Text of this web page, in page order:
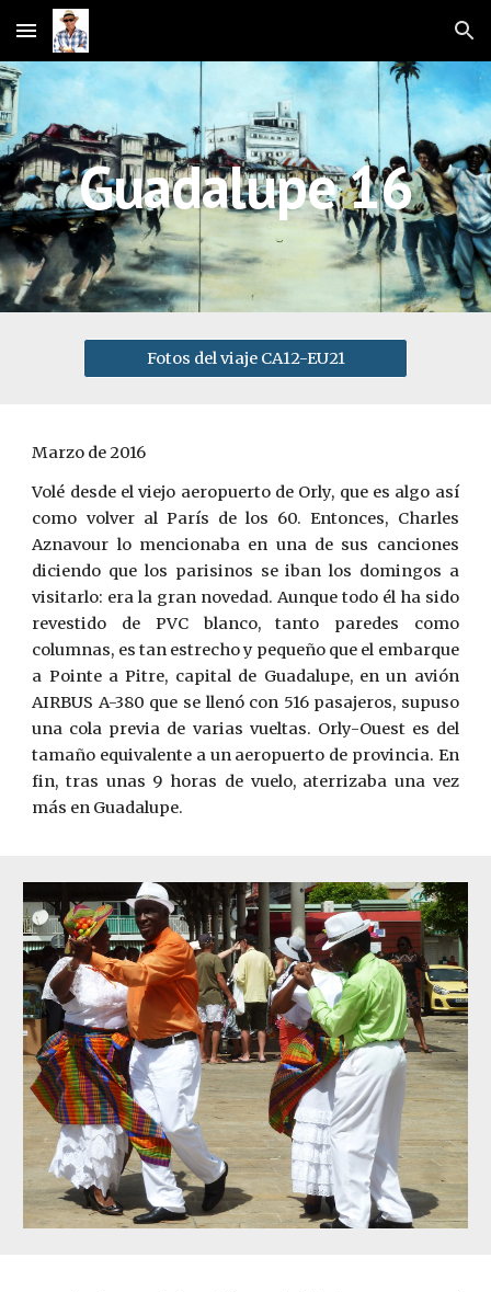
Skip to main content Skip to navigation
Guadalupe 16
Fotos del viaje CA12-EU21
Marzo de 2016
Volé desde el viejo aeropuerto de Orly, que es algo así
como volver al París de los 60. Entonces, Charles
Aznavour lo mencionaba en una de sus canciones
diciendo que los parisinos se iban los domingos a
visitarlo: era la gran novedad. Aunque todo él ha sido
revestido de PVC blanco, tanto paredes como
columnas, es tan estrecho y pequeño que el embarque
a Pointe a Pitre, capital de Guadalupe, en un avión
AIRBUS A-380 que se llenó con 516 pasajeros, supuso
una cola previa de varias vueltas. Orly-Ouest es del
tamaño equivalente a un aeropuerto de provincia. En
fin, tras unas 9 horas de vuelo, aterrizaba una vez
más en Guadalupe.